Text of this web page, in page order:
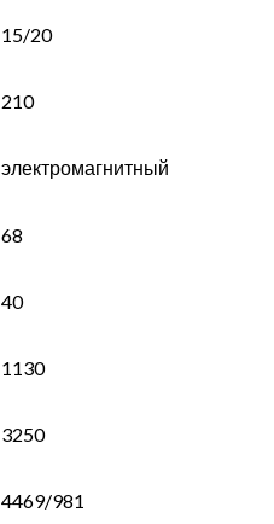
15/20
210
электромагнитный
68
40
1130
3250
4469/981